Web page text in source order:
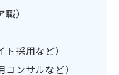
）
採用など）
ンサルなど）